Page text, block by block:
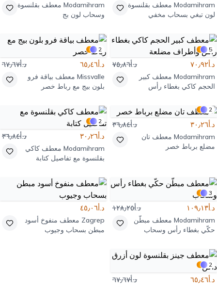
Modamihram معطف بقلنسوة
لون تبغي بسحاب مخفي
Modamihram معطف بقلنسوة
وسحاب لون بج
5
د.أ٧٠٫٩٢ د.أ٧٥٫٨٦
Modamihram معطف كبير
الحجم كاكي بغطاء رأس
2
د.أ٦٥٫٤٦ د.أ٦٧٫٦٧
Missvalle معطف بياقة فرو
بلون بيج مع رباط خصر
2
د.أ٣٠٫٢٦ د.أ٣٦٫٨٤
Modamihram معطف تان
مضلع برباط خصر
2
د.أ٣٠٫٢٦ د.أ٣٦٫٨٤
Modamihram معطف كاكي
بقلنسوة مع تفاصيل كتابة
3
د.أ١٠٩٫١٣ د.أ١٢٨٫٢٥
Modamihram معطف مبطّن
حكّي بغطاء رأس وسحاب
د.أ٤٥٫٠٦
Zagrep معطف منفوخ أسود
مبطن بسحاب وجيوب
2
د.أ٦٥٫٤٦ د.أ٦٧٫٦٧